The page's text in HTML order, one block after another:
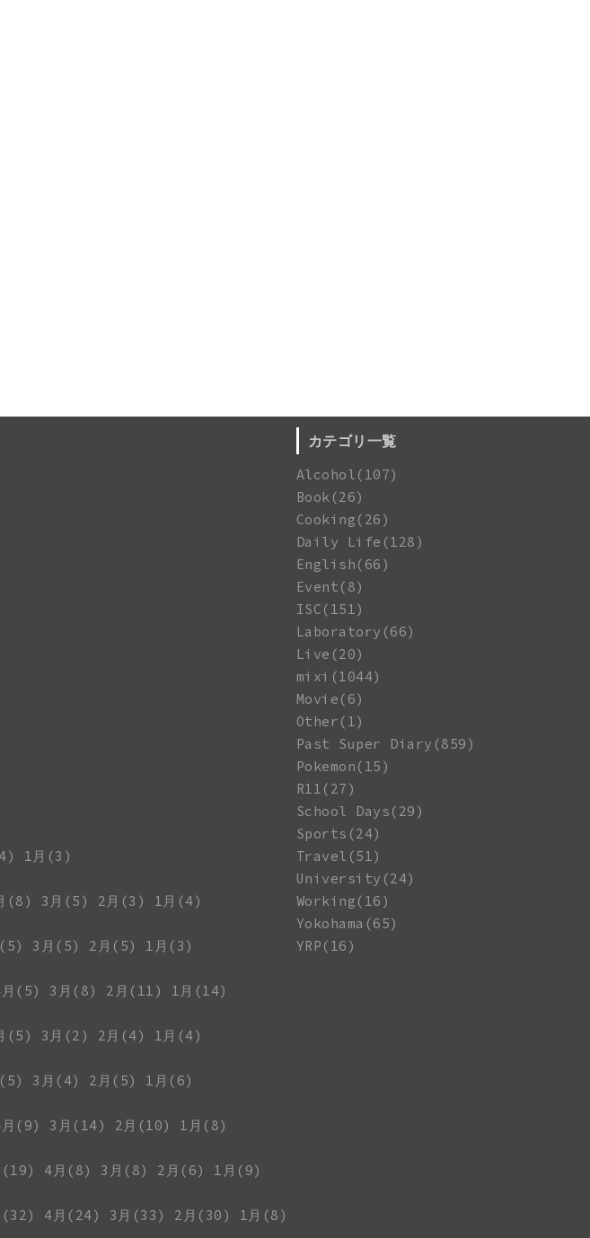
1月(3)
(8) 3月(5) 2月(3)
1月(4)
3月(5) 2月(5)
1月(3)
(5) 3月(8) 2月(11)
1月(14)
(5) 3月(2) 2月(4)
1月(4)
3月(4) 2月(5)
1月(6)
(9) 3月(14) 2月(10)
1月(8)
(19) 4月(8) 3月(8) 2月(6)
1月(9)
(32) 4月(24) 3月(33) 2月(30)
1月(8)
カテゴリ一覧
Alcohol(107)
Book(26)
Cooking(26)
Daily Life(128)
English(66)
Event(8)
ISC(151)
Laboratory(66)
Live(20)
mixi(1044)
Movie(6)
Other(1)
Past Super Diary(859)
Pokemon(15)
R11(27)
School Days(29)
Sports(24)
Travel(51)
University(24)
Working(16)
Yokohama(65)
YRP(16)